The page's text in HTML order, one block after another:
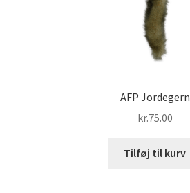
AFP Jordegern
kr.75.00
Tilføj til kurv